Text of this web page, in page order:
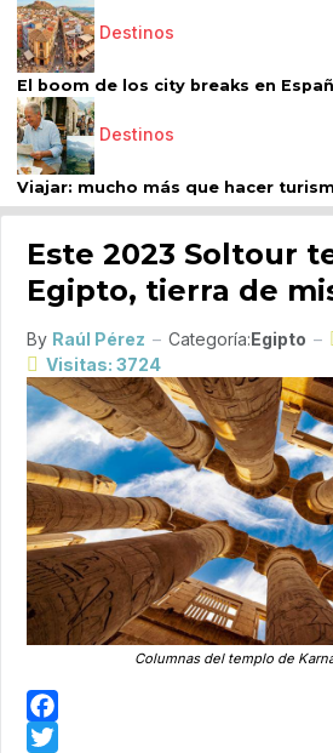
Destinos
El boom de los city breaks en
Destinos
Viajar: mucho más que hacer
Este 2023 Soltour
Egipto, tierra de
By Raúl Pérez Categoría:Egipto
Visitas: 3724
Columnas del templo de
Facebook